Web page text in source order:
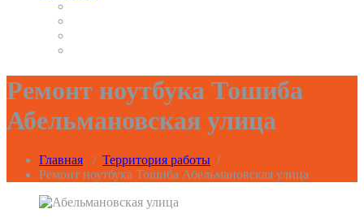
Ремонт ноутбука Тошиба
Абельмановская улица
Главная / Территория работы /
Ремонт ноутбука Тошиба Абельмановская улица